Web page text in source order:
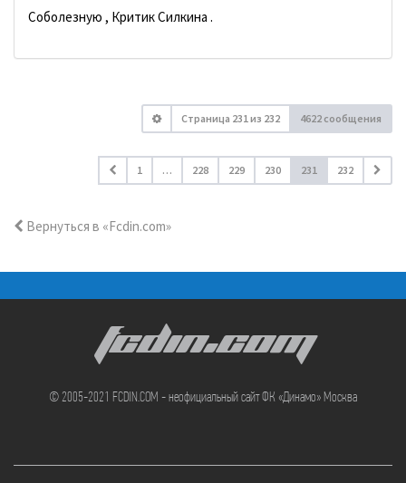
Соболезную , Критик Силкина .
Страница 231из 232 4622 сообщения
1 … 228 229 230 231 232
Вернуться в «Fcdin.com»
FCDIN.COM
© 2005-2021 FCDIN.COM - неофициальный сайт ФК «Динамо» Москва